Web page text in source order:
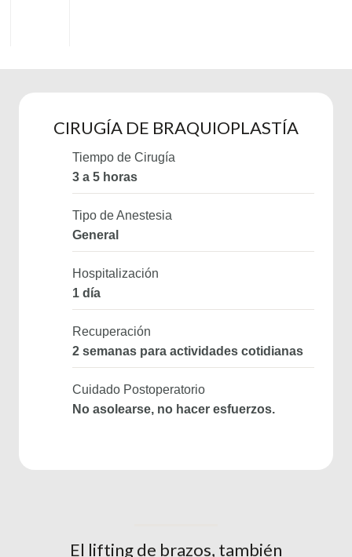
CIRUGÍA DE BRAQUIOPLASTÍA
Tiempo de Cirugía
3 a 5 horas
Tipo de Anestesia
General
Hospitalización
1 día
Recuperación
2 semanas para actividades cotidianas
Cuidado Postoperatorio
No asolearse, no hacer esfuerzos.
El lifting de brazos, también